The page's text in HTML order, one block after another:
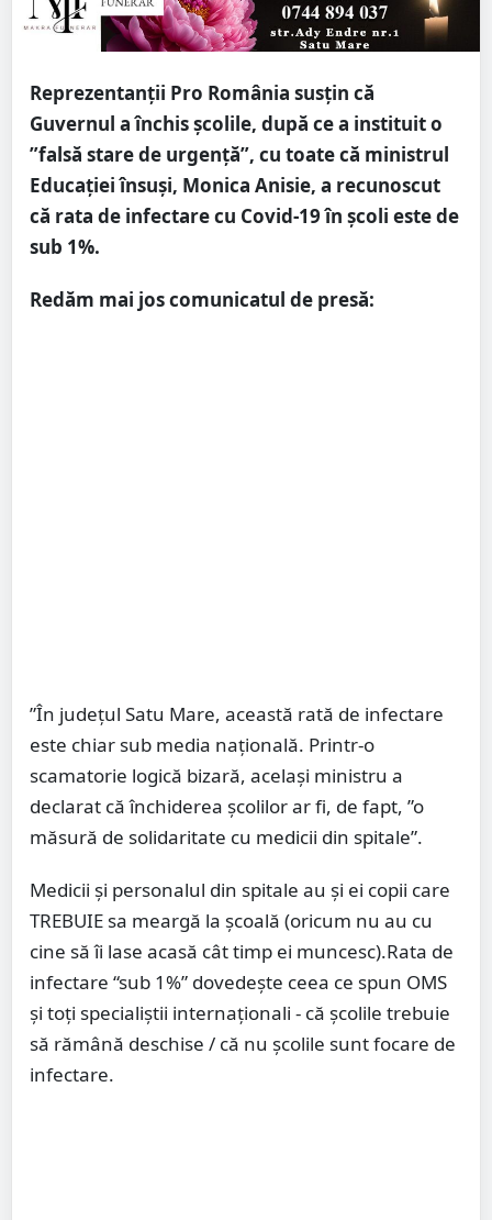
Reprezentanții Pro România susțin că
Guvernul a închis școlile, după ce a instituit o
”falsă stare de urgență”, cu toate că ministrul
Educației însuși, Monica Anisie, a recunoscut
că rata de infectare cu Covid-19 în școli este de
sub 1%.
Redăm mai jos comunicatul de presă:
”În județul Satu Mare, această rată de infectare
este chiar sub media națională. Printr-o
scamatorie logică bizară, același ministru a
declarat că închiderea școlilor ar fi, de fapt, ”o
măsură de solidaritate cu medicii din spitale”.
Medicii și personalul din spitale au și ei copii care
TREBUIE sa meargă la școală (oricum nu au cu
cine să îi lase acasă cât timp ei muncesc).Rata de
infectare “sub 1%” dovedește ceea ce spun OMS
și toți specialiștii internaționali - că școlile trebuie
să rămână deschise / că nu școlile sunt focare de
infectare.